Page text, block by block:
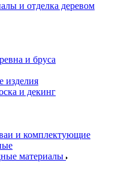
и отделка деревом
и бруса
изделия
и декинг
и комплектующие
материалы